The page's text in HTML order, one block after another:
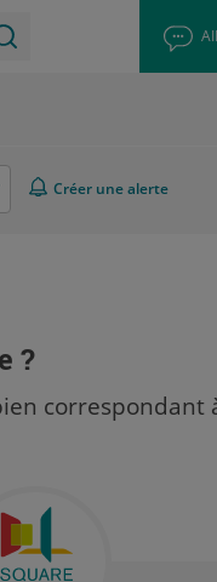
Créer une alerte
?
correspondant